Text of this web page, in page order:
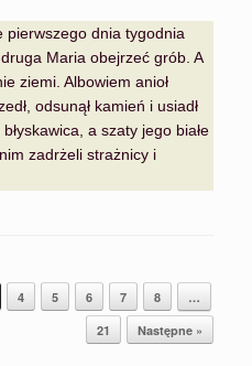
pierwszego dnia tygodnia
Maria obejrzeć grób. A
ziemi. Albowiem anioł
odsunął kamień i usiadł
a szaty jego białe
zadrżeli strażnicy i
4 5 6 7 8
…
21
Następne »